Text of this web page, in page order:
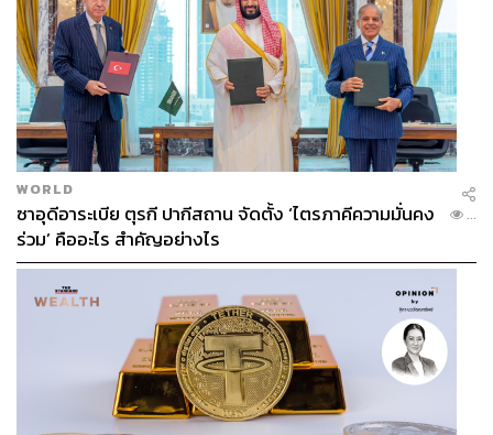
WORLD
ซาอุดีอาระเบีย ตุรกี ปากีสถาน จัดตั้ง ‘ไตรภาคีความมั่นคง
ร่วม’ คืออะไร สำคัญอย่างไร
...